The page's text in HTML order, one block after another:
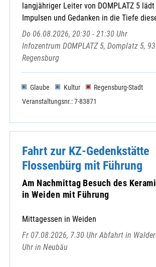
langjähriger Leiter von DOMPLATZ 5
Impulsen und Gedanken in die Tiefe
Do 06.08.2026, 20:30 - 21:30 Uhr
Infozentrum DOMPLATZ 5, Domplatz 5,
Regensburg
Glaube Kultur
Regensburg-Stadt
Veranstaltungsnr.: 7-83871
Fahrt zur KZ-Gedenkstätte
Flossenbürg mit Führung
Am Nachmittag Besuch des
in Weiden mit Führung
Mittagessen in Weiden
Fr 07.08.2026, 7.30 Uhr Abfahrt in
Uhr in Neubäu